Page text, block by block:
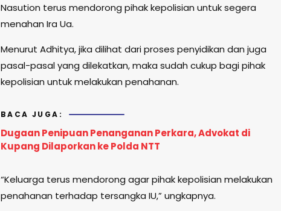
Nasution terus mendorong pihak kepolisian untuk segera
menahan Ira Ua.
Menurut Adhitya, jika dilihat dari proses penyidikan dan juga
pasal-pasal yang dilekatkan, maka sudah cukup bagi pihak
kepolisian untuk melakukan penahanan.
BACA JUGA:
Dugaan Penipuan Penanganan Perkara, Advokat di
Kupang Dilaporkan ke Polda NTT
“Keluarga terus mendorong agar pihak kepolisian melakukan
penahanan terhadap tersangka IU,” ungkapnya.